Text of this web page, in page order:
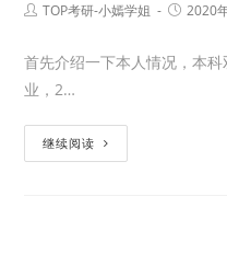
TOP考研-小嫣学姐 2020
首先介绍一下本人情况，本
业，2…
继续阅读